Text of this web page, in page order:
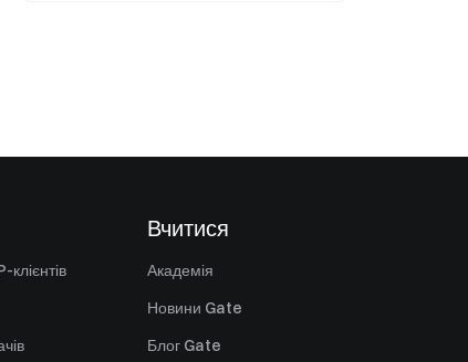
Вчитися
Академія
Новини Gate
Блог Gate